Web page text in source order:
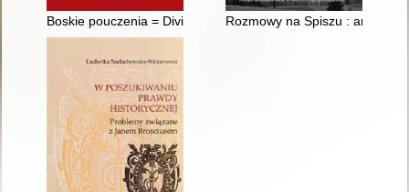
Boskie pouczenia = Divinae institutiones. Ks. 1-3
Rozmowy na Spiszu :